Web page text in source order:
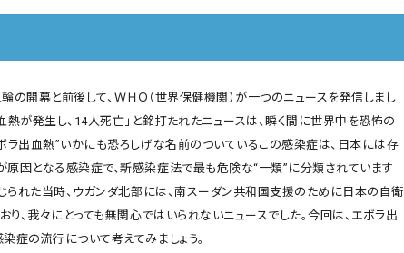
の開幕と前後して、ＷＨＯ（世界保健機関）が一つのニュースを発信しまし
熱が発生し、14人死亡」と銘打たれたニュースは、瞬く間に世界中を恐怖の
ラ出血熱”いかにも恐ろしげな名前のついているこの感染症は、日本には存
原因となる感染症で、新感染症法で最も危険な“一類”に分類されています
じられた当時、ウガンダ北部には、南スーダン共和国支援のために日本の自衛
、我々にとっても無関心ではいられないニュースでした。今回は、エボラ出
症の流行について考えてみましょう。